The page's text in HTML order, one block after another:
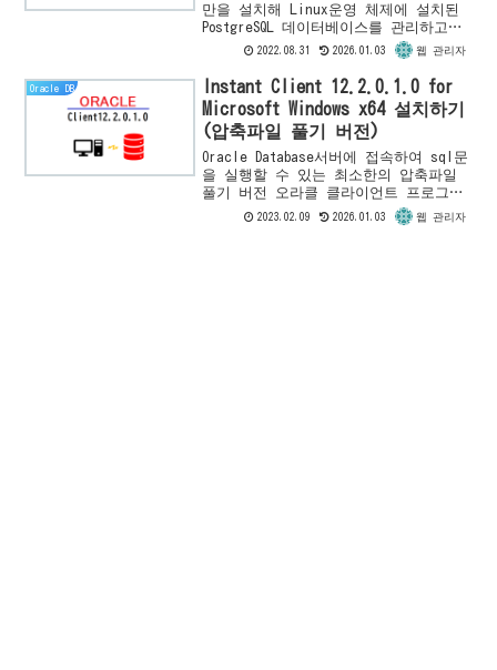
만을 설치해 Linux운영 체제에 설치된
PostgreSQL 데이터베이스를 관리하고자
합니다. 이 글에서는 공식 사이트에서
Windows버전 PostgreSQL Insta...
2022.08.31 2026.01.03 웹 관리자
Oracle DB
Instant Client 12.2.0.1.0 for
Microsoft Windows x64 설치하기
(압축파일 풀기 버전)
Oracle Database서버에 접속하여 sql문
을 실행할 수 있는 최소한의 압축파일
풀기 버전 오라클 클라이언트 프로그램
을 설치 하는 방법과 설치 후
sqlplus.exe명령을 실행해 Oracle
2023.02.09 2026.01.03 웹 관리자